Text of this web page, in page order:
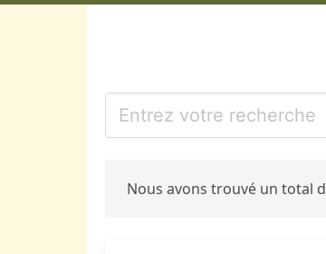
Nous avons trouvé un total